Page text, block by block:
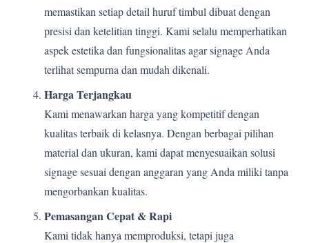
memastikan setiap detail huruf timbul dibuat dengan
presisi dan ketelitian tinggi. Kami selalu memperhatikan
aspek estetika dan fungsionalitas agar signage Anda
terlihat sempurna dan mudah dikenali.
Harga Terjangkau
Kami menawarkan harga yang kompetitif dengan
kualitas terbaik di kelasnya. Dengan berbagai pilihan
material dan ukuran, kami dapat menyesuaikan solusi
signage sesuai dengan anggaran yang Anda miliki tanpa
mengorbankan kualitas.
Pemasangan Cepat & Rapi
Kami tidak hanya memproduksi, tetapi juga